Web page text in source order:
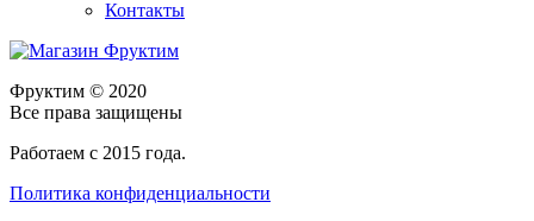
Контакты
Фруктим © 2020
Все права защищены
Работаем с 2015 года.
Политика конфиденциальности